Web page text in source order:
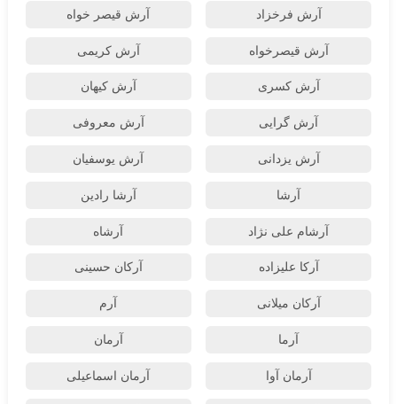
آرش فرخزاد آرش قیصر خواه
آرش قیصرخواه آرش کریمی
آرش کسری آرش کیهان
آرش گرایی آرش معروفی
آرش یزدانی آرش یوسفیان
آرشا آرشا رادین
آرشام علی نژاد آرشاه
آرکا علیزاده آرکان حسینی
آرکان میلانی آرم
آرما آرمان
آرمان آوا آرمان اسماعیلی